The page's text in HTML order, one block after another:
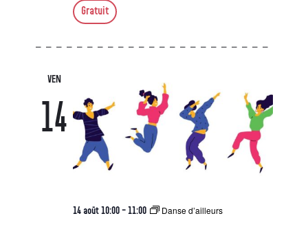
Gratuit
VEN
14
14 août 10:00-11:00 Danse d’ailleurs